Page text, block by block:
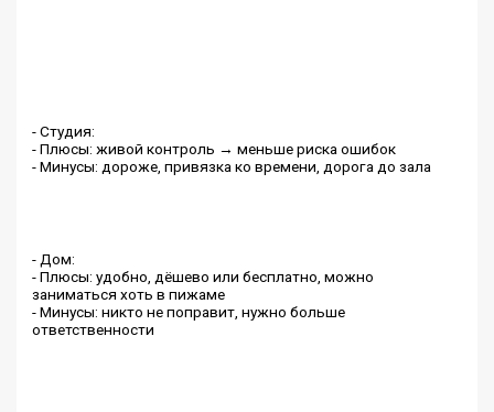
- Студия:
- Плюсы: живой контроль → меньше риска ошибок
- Минусы: дороже, привязка ко времени, дорога до зала
- Дом:
- Плюсы: удобно, дёшево или бесплатно, можно
заниматься хоть в пижаме
- Минусы: никто не поправит, нужно больше
ответственности